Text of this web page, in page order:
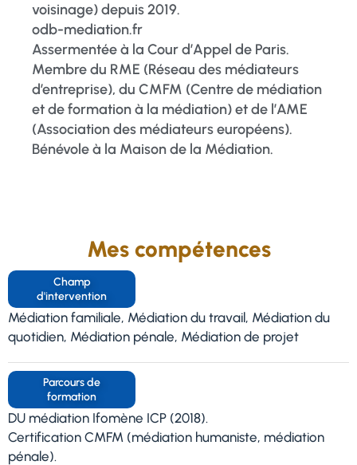
voisinage) depuis 2019.
odb-mediation.fr
Assermentée à la Cour d’Appel de Paris.
Membre du RME (Réseau des médiateurs
d’entreprise), du CMFM (Centre de médiation
et de formation à la médiation) et de l’AME
(Association des médiateurs européens).
Bénévole à la Maison de la Médiation.
Mes compétences
Champ
d'intervention
Médiation familiale, Médiation du travail, Médiation du
quotidien, Médiation pénale, Médiation de projet
Parcours de
formation
DU médiation Ifomène ICP (2018).
Certification CMFM (médiation humaniste, médiation
pénale).